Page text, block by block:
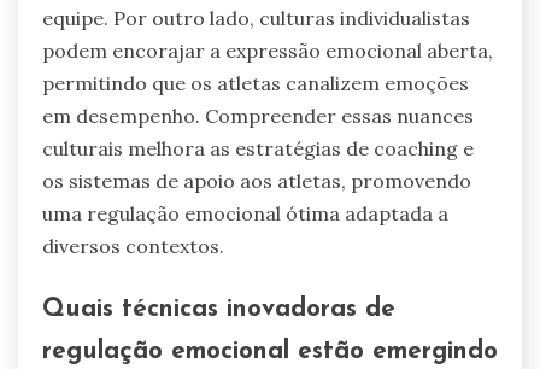
equipe. Por outro lado, culturas individualistas
podem encorajar a expressão emocional aberta,
permitindo que os atletas canalizem emoções
em desempenho. Compreender essas nuances
culturais melhora as estratégias de coaching e
os sistemas de apoio aos atletas, promovendo
uma regulação emocional ótima adaptada a
diversos contextos.
Quais técnicas inovadoras de
regulação emocional estão emergindo